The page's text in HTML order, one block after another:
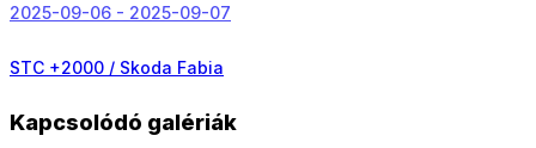
2025-09-06 - 2025-09-07
STC +2000 / Skoda Fabia
Kapcsolódó galériák